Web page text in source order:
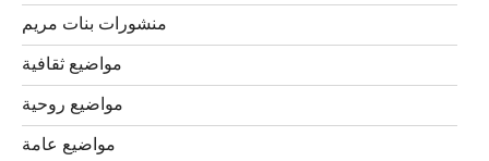
منشورات بنات مريم
مواضيع ثقافية
مواضيع روحية
مواضيع عامة